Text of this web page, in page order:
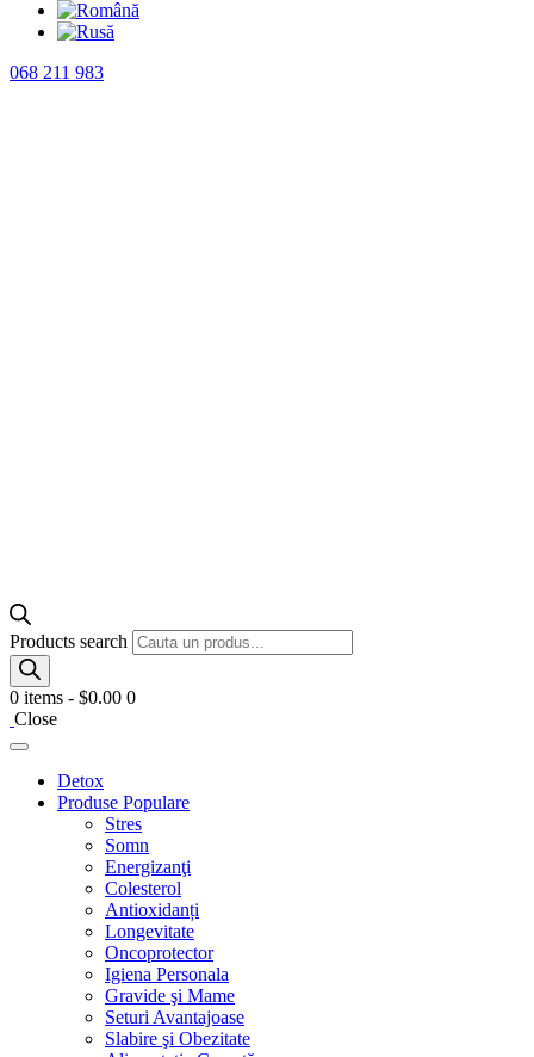
068 211 983
Products search
0 items - $0.00 0
Close
Detox
Produse Populare
Stres
Somn
Energizanţi
Colesterol
Antioxidanți
Longevitate
Oncoprotector
Igiena Personala
Gravide şi Mame
Seturi Avantajoase
Slabire şi Obezitate